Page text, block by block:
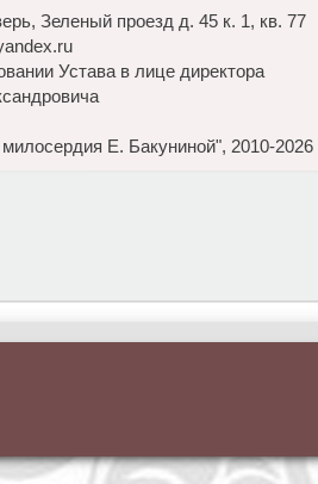
Зеленый проезд д. 45 к. 1, кв. 77
Устава в лице директора
Е. Бакуниной", 2010-2026